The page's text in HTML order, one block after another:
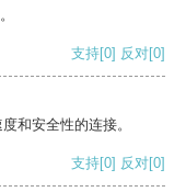
支持[0] 反对[0]
和安全性的连接。
支持[0] 反对[0]